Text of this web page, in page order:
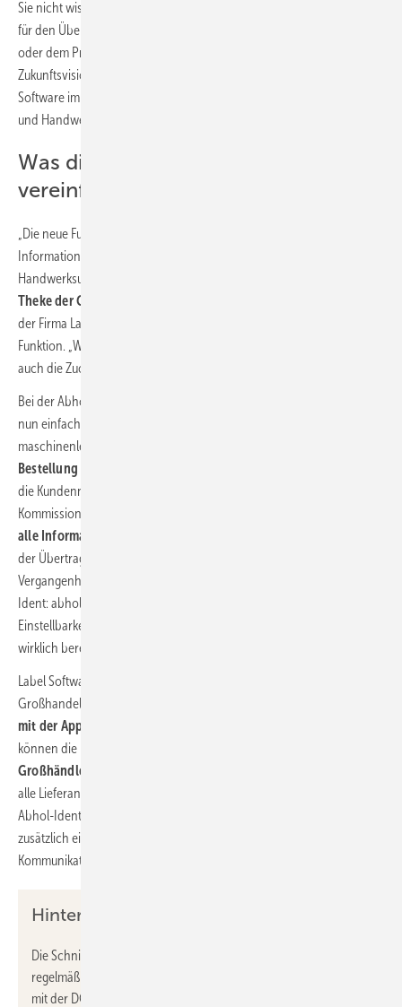
Sie nicht wissen, zu welchem Kundendienstauftrag das gehört. Und
für den Überblick wird in der Bürosoftware im Kundendienst-Auftrag
oder dem Projekt automatisch eine Bestellung angelegt. Das ist keine
Zukunftsvision, sondern geht jetzt schon: mit „Abhol-Ident“. Label
Software implementiert die neue Schnittstelle zwischen Großhandel
und Handwerkersoftware.
Was die neue Schnittstelle
vereinfacht
„Die neue Funktion Abhol-Ident dient dem genormten
Informationsaustausch zwischen Großhandel und
Handwerksunternehmen und soll die
Theke der Großhändler bringen
der Firma Label Software und einer der Initiatoren der neuen
Funktion. „Wir vereinfachen damit sowohl die Abholung von Ware als
auch die Zuordnung von Lieferungen und Rechnungen zu Projekten.“
Bei der Abholung von Ware beim Großhändler kann der Handwerker
nun einfach einen QR-Code auf seinem Handy zeigen. In dem
maschinenlesbaren Code sind
Bestellung enthalten
die Kundennummer beim Lieferanten und die richtige
Kommissionsnummer. Der Code wird bei der Abholung gescannt und
alle Informationen in den Thekenrechner übernommen.
der Übertragung von z.B. Kommissionsnummern gehören damit der
Vergangenheit an. Und noch eine nützliche Funktion bietet der Abhol-
Ident: abholende Mitarbeiter können sich damit ausweisen. Durch die
Einstellbarkeit der Gültigkeitsdauer wird zudem sichergestellt, dass nur
wirklich berechtigte Mitarbeiter Waren abholen können.
Label Software hat die neu geschaffene Schnittstelle zwischen
Großhandel und Handwerkersoftware bereits umgesetzt und
mit der App Label Mobile den Abhol-Ident
können die Funktion
Großhändlern
alle Lieferanten im SHK-Bereich die Rechner und Scangeräte für den
Abhol-Ident aufgerüstet haben. Daher wird unter dem QR-Code
zusätzlich ein menschenlesbarer Text ausgegeben, der dabei hilft,
Kommunikationsfehler zu vermeiden.
Hintergrund
Die Schnittstelle zum Abhol-Ident ist im Rahmen von
regelmäßigen Sitzungen im Arbeitskreis „Digitales Belegwesen“
mit der DGH (Deutscher Großhandelsverband Haustechnik) und